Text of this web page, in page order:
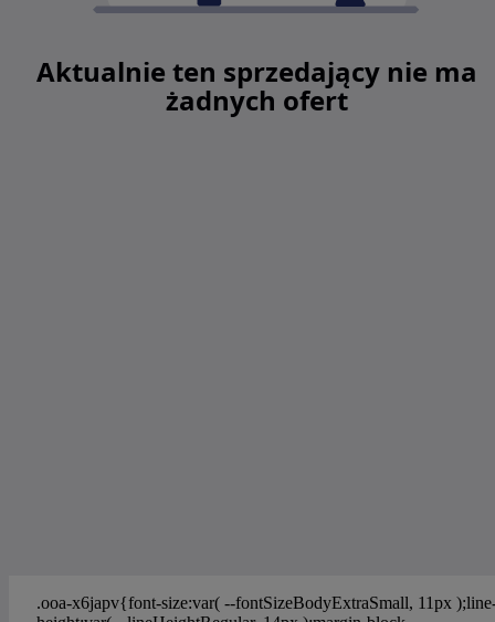
Aktualnie ten sprzedający nie ma
żadnych ofert